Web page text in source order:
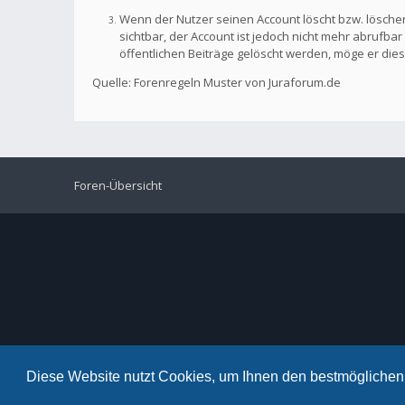
Diese Website nutzt Cookies, um Ihnen den
Wenn der Nutzer seinen Account löscht bzw.
sichtbar, der Account ist jedoch nicht mehr
öffentlichen Beiträge gelöscht werden, möge er
Quelle: Forenregeln Muster von Juraforum.de
Foren-Übersicht